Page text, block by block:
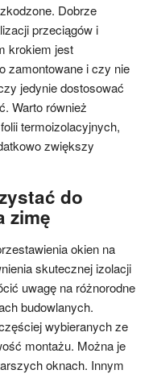
Dobrze
przeciągów i
krokiem jest
zamontowane i czy nie
jedynie dostosować
Warto również
termoizolacyjnych,
zwiększy
do
zimę
okien na
skutecznej izolacji
uwagę na różnorodne
budowlanych.
wybieranych ze
montażu. Można je
oknach. Innym